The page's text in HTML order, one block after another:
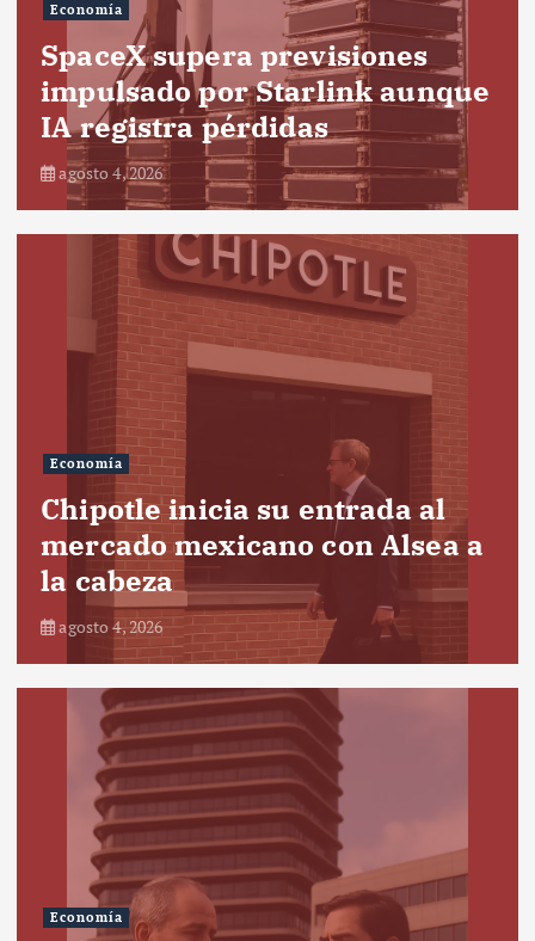
Economía
SpaceX supera previsiones
impulsado por Starlink aunque
IA registra pérdidas
agosto 4, 2026
Economía
Chipotle inicia su entrada al
mercado mexicano con Alsea a
la cabeza
agosto 4, 2026
Economía